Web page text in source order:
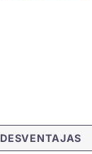
DESVENTAJAS